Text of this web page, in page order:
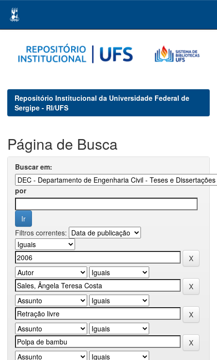
navigation
Repositório Institucional da Universidade Federal de
Sergipe - RI/UFS
Página de Busca
Buscar em:
por
Filtros correntes: